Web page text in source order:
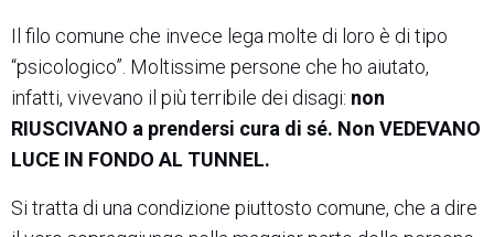
Il filo comune che invece lega molte di loro è di tipo
“psicologico”. Moltissime persone che ho aiutato,
infatti, vivevano il più terribile dei disagi: non
RIUSCIVANO a prendersi cura di sé. Non VEDEVANO
LUCE IN FONDO AL TUNNEL.
Si tratta di una condizione piuttosto comune, che a dire